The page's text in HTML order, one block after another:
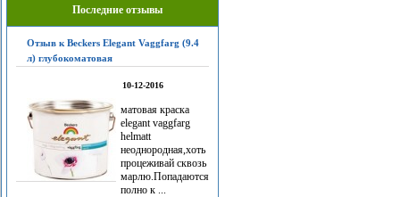
Последние отзывы
Отзыв к Beckers Elegant Vaggfarg (9.4
л) глубокоматовая
10-12-2016
матовая краска
elegant vaggfarg
helmatt
неоднородная,хоть
процеживай сквозь
марлю.Попадаются
полно к ...